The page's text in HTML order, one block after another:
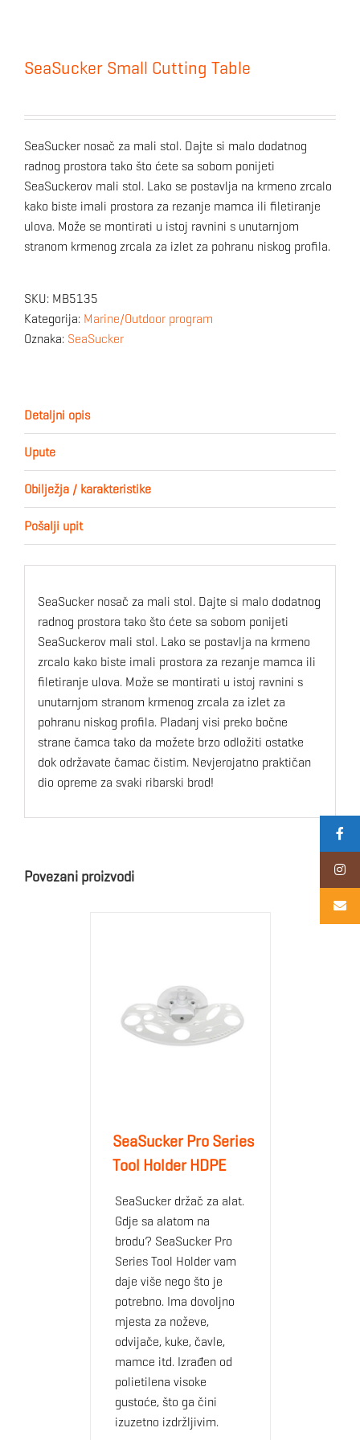
SeaSucker Small Cutting Table
SeaSucker nosač za mali stol. Dajte si malo dodatnog
radnog prostora tako što ćete sa sobom ponijeti
SeaSuckerov mali stol. Lako se postavlja na krmeno zrcalo
kako biste imali prostora za rezanje mamca ili filetiranje
ulova. Može se montirati u istoj ravnini s unutarnjom
stranom krmenog zrcala za izlet za pohranu niskog profila.
SKU: MB5135
Kategorija: Marine/Outdoor program
Oznaka: SeaSucker
Detaljni opis
Upute
Obilježja / karakteristike
Pošalji upit
SeaSucker nosač za mali stol. Dajte si malo dodatnog
radnog prostora tako što ćete sa sobom ponijeti
SeaSuckerov mali stol. Lako se postavlja na krmeno
zrcalo kako biste imali prostora za rezanje mamca ili
filetiranje ulova. Može se montirati u istoj ravnini s
unutarnjom stranom krmenog zrcala za izlet za
pohranu niskog profila. Pladanj visi preko bočne
strane čamca tako da možete brzo odložiti ostatke
dok održavate čamac čistim. Nevjerojatno praktičan
dio opreme za svaki ribarski brod!
Povezani proizvodi
SeaSucker Pro Series
Tool Holder HDPE
SeaSucker držač za alat.
Gdje sa alatom na
brodu? SeaSucker Pro
Series Tool Holder vam
daje više nego što je
potrebno. Ima dovoljno
mjesta za noževe,
odvijače, kuke, čavle,
mamce itd. Izrađen od
polietilena visoke
gustoće, što ga čini
izuzetno izdržljivim.